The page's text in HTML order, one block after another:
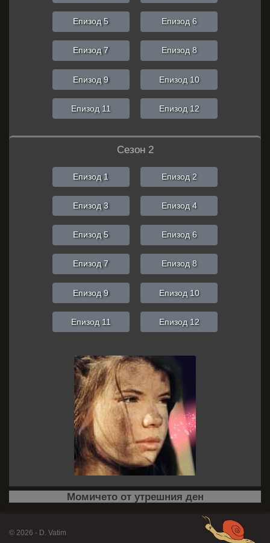
Епизод 5 Епизод 6
Епизод 7 Епизод 8
Епизод 9 Епизод 10
Епизод 11 Епизод 12
Сезон 2
Епизод 1 Епизод 2
Епизод 3 Епизод 4
Епизод 5 Епизод 6
Епизод 7 Епизод 8
Епизод 9 Епизод 10
Епизод 11 Епизод 12
Момичето от утрешния ден
© 2026 - D. Vatim